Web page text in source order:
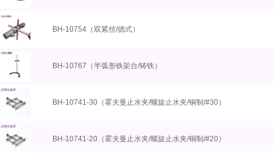
BH-10754（双紧丝/德式）
BH-10767（半弧形铁架台/铸铁）
BH-10741-30（霍夫曼止水夹/螺旋止水夹/铜制/#30）
BH-10741-20（霍夫曼止水夹/螺旋止水夹/铜制/#20）